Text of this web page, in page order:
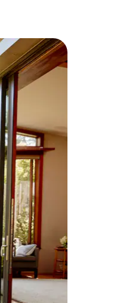
ili prelaskom prstom po